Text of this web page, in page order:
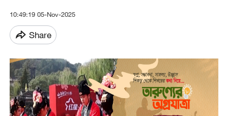
10:49:19 05-Nov-2025
Share